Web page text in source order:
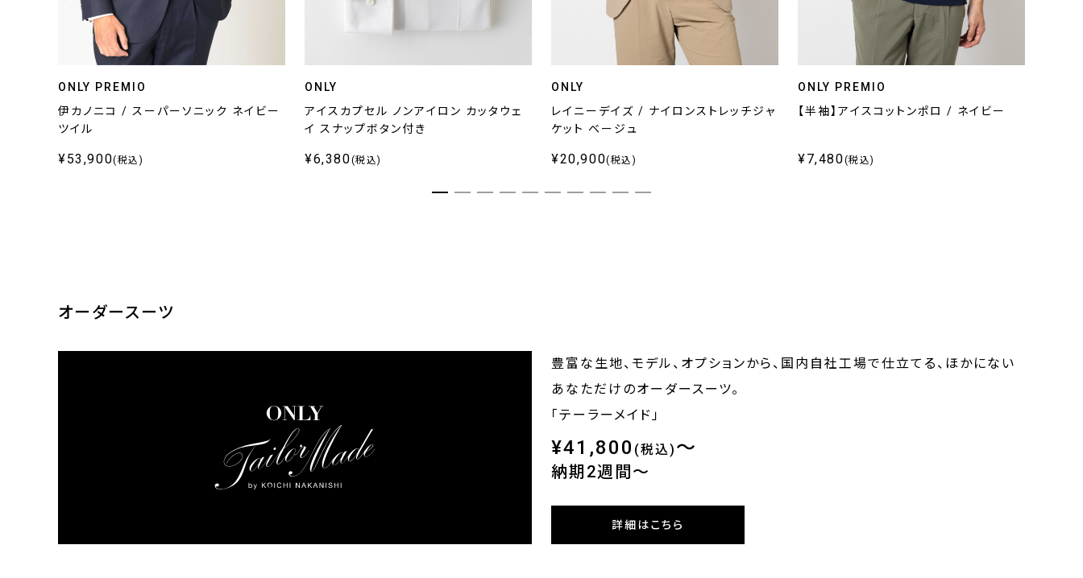
ONLY PREMIO
伊カノニコ / スーパーソニック ネイビー
ツイル
¥53,900(税込)
ONLY
アイスカプセル ノンアイロン カッタウェ
イ スナップボタン付き
¥6,380(税込)
ONLY
レイニーデイズ / ナイロンストレッチジャ
ケット ベージュ
¥20,900(税込)
ONLY PREMIO
【半袖】アイスコットンポロ / ネイビー
¥7,480(税込)
ホームウォッシュ / シングルジャケット
イージーケア / ブルーレギュラーカラー
ONLY GREEN
オンリーグリーン / ジャケット ブルー ヘ
オーダースーツ
豊富な生地、モデル、オプションから、国内自社工場で仕立てる、ほかにない
あなただけのオーダースーツ。
「テーラーメイド」
¥41,800 (税込) ～
納期2週間～
詳細はこちら